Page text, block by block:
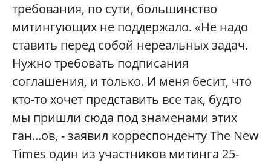
требования, по сути, большинство
митингующих не поддержало. «Не надо
ставить перед собой нереальных задач.
Нужно требовать подписания
соглашения, и только. И меня бесит, что
кто-то хочет представить все так, будто
мы пришли сюда под знаменами этих
ган...ов, - заявил корреспонденту Тhe New
Times один из участников митинга 25-